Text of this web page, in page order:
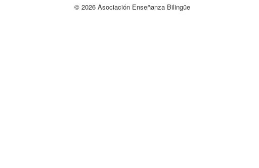
© 2026 Asociación Enseñanza Bilingüe